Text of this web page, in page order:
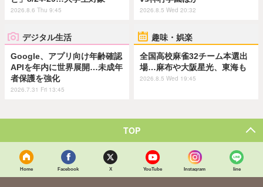
2026.8.6 Thu 9:45 2026.8.5 Wed 20:32
デジタル生活
Google、アプリ向け年齢確認
APIを年内に世界展開…未成年
者保護を強化
2026.7.31 Fri 13:45
趣味・娯楽
全国高校麻雀32チーム本選出
場…麻布や大阪星光、東海も
2026.8.5 Wed 19:45
TOP
Home Facebook X YouTube Instagram line